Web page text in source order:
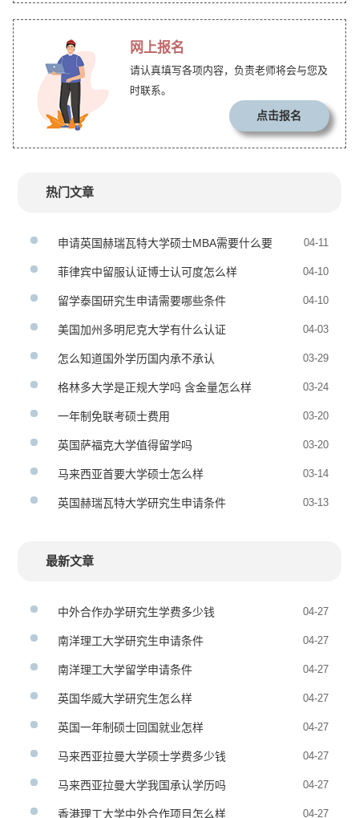
网上报名
请认真填写各项内容，负责老师将会与您及
时联系。
点击报名
热门文章
申请英国赫瑞瓦特大学硕士MBA需要什么要
求
04-11
菲律宾中留服认证博士认可度怎么样 04-10
留学泰国研究生申请需要哪些条件 04-10
美国加州多明尼克大学有什么认证 04-03
怎么知道国外学历国内承不承认 03-29
格林多大学是正规大学吗 含金量怎么样 03-24
一年制免联考硕士费用 03-20
英国萨福克大学值得留学吗 03-20
马来西亚首要大学硕士怎么样 03-14
英国赫瑞瓦特大学研究生申请条件 03-13
最新文章
中外合作办学研究生学费多少钱 04-27
南洋理工大学研究生申请条件 04-27
南洋理工大学留学申请条件 04-27
英国华威大学研究生怎么样 04-27
英国一年制硕士回国就业怎样 04-27
马来西亚拉曼大学硕士学费多少钱 04-27
马来西亚拉曼大学我国承认学历吗 04-27
香港理工大学中外合作项目怎么样 04-27